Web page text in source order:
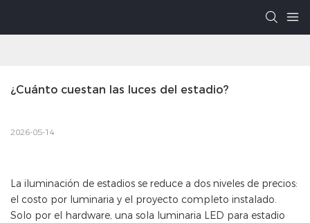
¿Cuánto cuestan las luces del estadio?
2026-05-14
La iluminación de estadios se reduce a dos niveles de precios:
el costo por luminaria y el proyecto completo instalado.
Solo por el hardware, una sola luminaria LED para estadio